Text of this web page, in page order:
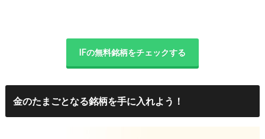
IFの無料銘柄をチェックする
金のたまごとなる銘柄を手に入れよう！